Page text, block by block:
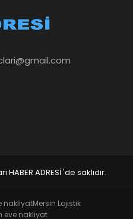
ADRESİ 'de saklıdır.
nakliyatMersin Lojistik
eve nakliyat